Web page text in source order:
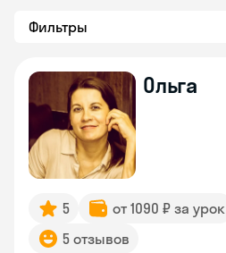
Фильтры
Ольга
5 от 1090 ₽ за урок
5 отзывов